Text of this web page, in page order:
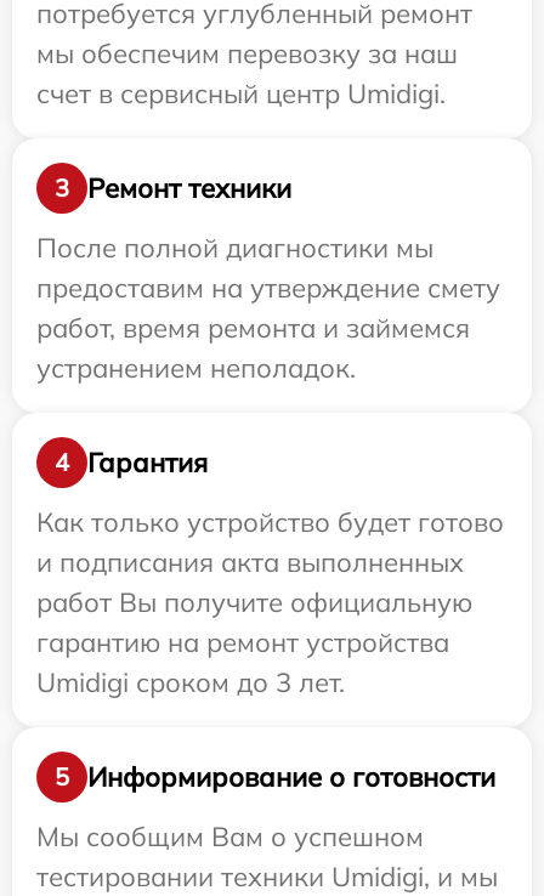
потребуется углубленный ремонт
мы обеспечим перевозку за наш
счет в сервисный центр Umidigi.
3
Ремонт техники
После полной диагностики мы
предоставим на утверждение смету
работ, время ремонта и займемся
устранением неполадок.
4
Гарантия
Как только устройство будет готово
и подписания акта выполненных
работ Вы получите официальную
гарантию на ремонт устройства
Umidigi сроком до 3 лет.
5
Информирование о готовности
Мы сообщим Вам о успешном
тестировании техники Umidigi, и мы